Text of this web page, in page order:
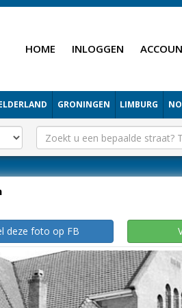
HOME INLOGGEN
GRONINGEN LIMBURG
deze foto op FB